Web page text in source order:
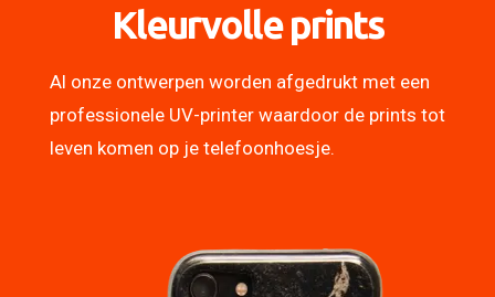
Kleurvolle prints
Al onze ontwerpen worden afgedrukt met een
professionele UV-printer waardoor de prints tot
leven komen op je telefoonhoesje.